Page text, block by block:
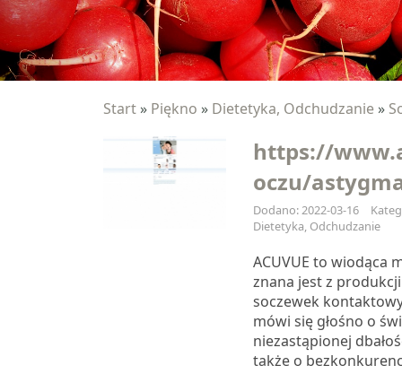
Start » Piękno » Dietetyka, Odchudzanie »
https://
oczu/
Dodano: 2022-03-16
Dietetyka, Odchudzanie
ACUVUE to wiodąca
znana jest z
soczewek
mówi się głośno o
niezastąpionej
także o